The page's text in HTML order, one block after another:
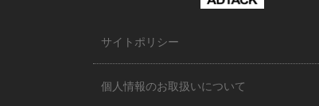
サイトポリシー
個人情報のお取扱いについて